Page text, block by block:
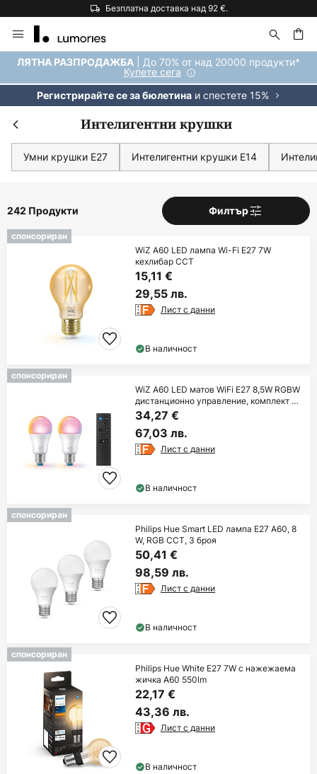
Безплатна доставка над 92 €.
Прескачане
към
съдържанието
ЛЯТНА РАЗПРОДАЖБА | До 70% от над 20000 продукти*
Купете сега
Регистрирайте се за бюлетинаи спестете 15%
Интелигентни крушки
Умни крушки E27 Интелигентни крушки E14
242 Продукти Филтър
спонсориран
WiZ A60 LED лампа Wi-Fi E27 7W
кехлибар CCT
15,11 €
29,55 лв.
Лист с данни
В наличност
спонсориран
WiZ A60 LED матов WiFi E27 8,5W RGBW
дистанционно управление, комплект от
2 броя
34,27 €
67,03 лв.
Лист с данни
В наличност
спонсориран
Philips Hue Smart LED лампа E27 A60, 8
W, RGB CCT, 3 броя
50,41 €
98,59 лв.
Лист с данни
В наличност
спонсориран
Philips Hue White E27 7W с нажежаема
жичка A60 550lm
22,17 €
43,36 лв.
Лист с данни
В наличност